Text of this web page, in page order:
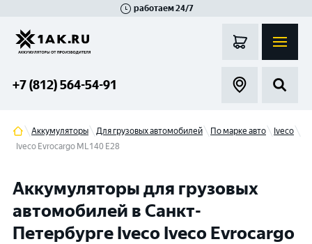
работаем 24/7
+7 (812) 564-54-91
Аккумуляторы Для грузовых автомобилей По марке авто
Iveco
Iveco Evrocargo ML140 E28
Аккумуляторы для грузовых
автомобилей в Санкт-
Петербурге Iveco Iveco Evrocargo
Гатчина